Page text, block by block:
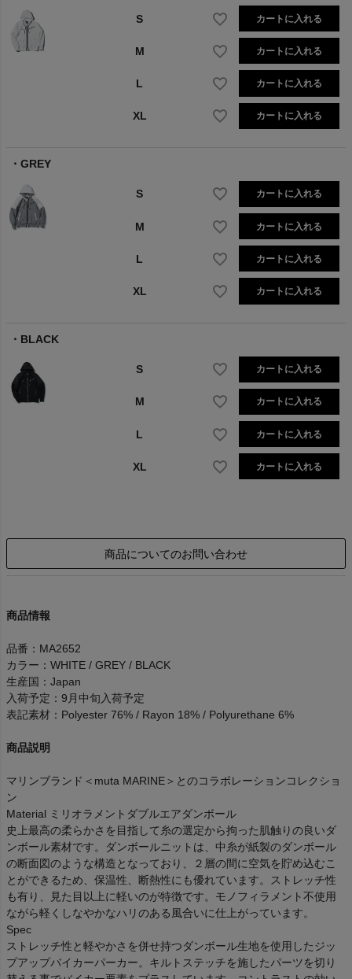
S カートに入れる
M カートに入れる
L カートに入れる
XL カートに入れる
GREY
S カートに入れる
M カートに入れる
L カートに入れる
XL カートに入れる
BLACK
S カートに入れる
M カートに入れる
L カートに入れる
XL カートに入れる
商品についてのお問い合わせ
商品情報
品番：MA2652
カラー：WHITE / GREY / BLACK
生産国：Japan
入荷予定：9月中旬入荷予定
表記素材：Polyester 76% / Rayon 18% / Polyurethane 6%
商品説明
マリンブランド＜muta MARINE＞とのコラボレーションコレクショ
ン
Material ミリオラメントダブルエアダンボール
史上最高の柔らかさを目指して糸の選定から拘った肌触りの良いダ
ンボール素材です。ダンボールニットは、中糸が紙製のダンボール
の断面図のような構造となっており、２層の間に空気を貯め込むこ
とができるため、保温性、断熱性にも優れています。ストレッチ性
も有り、見た目以上に軽いのが特徴です。モノフィラメント不使用
ながら軽くしなやかなハリのある風合いに仕上がっています。
Spec
ストレッチ性と軽やかさを併せ持つダンボール生地を使用したジッ
プアップバイカーパーカー。キルトステッチを施したパーツを切り